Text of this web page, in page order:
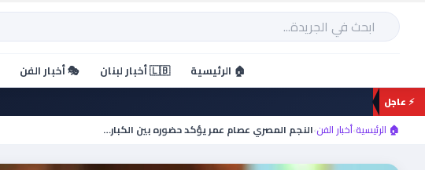
تخطي
المحتوى
بحث
🏠 الرئيسية 🇱🇧 أخبار لبنان 🎭 أخبار الفن
⚡ عاجل
🏠 الرئيسية›أخبار الفن›النجم المصري عصام عمر يؤكد حضوره بين الكبار…